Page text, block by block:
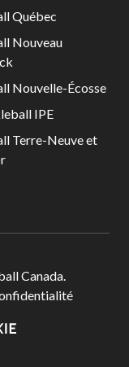
Québec
Nouveau
Nouvelle-Écosse
IPE
Terre-Neuve et
Canada.